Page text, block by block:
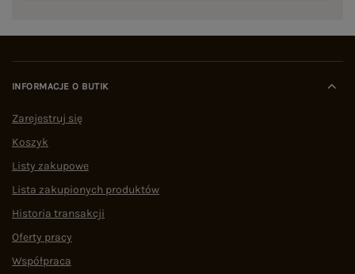
INFORMACJE O BUTIK
Zarejestruj się
Koszyk
Listy zakupowe
Lista zakupionych produktów
Historia transakcji
Oferty pracy
Współpraca